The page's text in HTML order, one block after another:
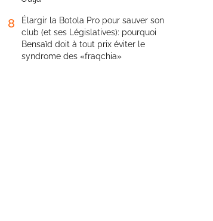
8
Élargir la Botola Pro pour sauver son
club (et ses Législatives): pourquoi
Bensaïd doit à tout prix éviter le
syndrome des «fraqchia»